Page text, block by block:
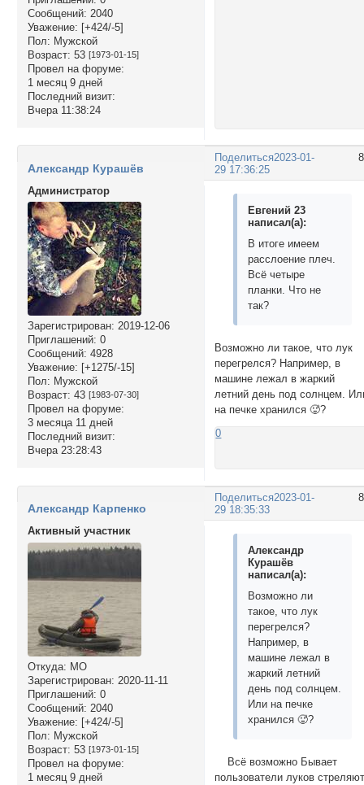
Сообщений: 2040
Уважение: [+424/-5]
Пол: Мужской
Возраст: 53 [1973-01-15]
Провел на форуме:
1 месяц 9 дней
Последний визит:
Вчера 11:38:24
Поделиться2023-01-
29 17:36:25
Александр Курашёв
Администратор
Зарегистрирован: 2019-12-06
Приглашений: 0
Сообщений: 4928
Уважение: [+1275/-15]
Пол: Мужской
Возраст: 43 [1983-07-30]
Провел на форуме:
3 месяца 11 дней
Последний визит:
Вчера 23:28:43
Евгений 23
написал(а):
В итоге имеем
расслоение плеч.
Всё четыре
планки. Что не
так?
Возможно ли такое, что лук
перегрелся? Например, в
машине лежал в жаркий
летний день под солнцем.
на печке хранился 🥵?
0
Поделиться2023-01-
29 18:35:33
Александр Карпенко
Активный участник
Откуда: МО
Зарегистрирован: 2020-11-11
Приглашений: 0
Сообщений: 2040
Уважение: [+424/-5]
Пол: Мужской
Возраст: 53 [1973-01-15]
Провел на форуме:
1 месяц 9 дней
Александр
Курашёв
написал(а):
Возможно ли
такое, что лук
перегрелся?
Например, в
машине лежал в
жаркий летний
день под солнцем.
Или на печке
хранился 🥵?
Всё возможно Бывает
пользователи луков